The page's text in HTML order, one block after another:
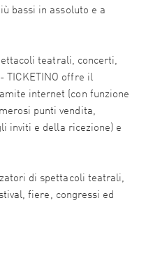
bassi in assoluto e a
teatrali, concerti,
TICKETINO offre il
internet (con funzione
punti vendita,
inviti e della ricezione) e
di spettacoli teatrali,
fiere, congressi ed